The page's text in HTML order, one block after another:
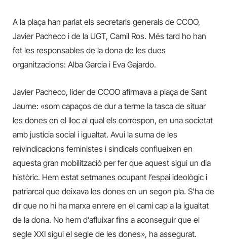
A la plaça han parlat els secretaris generals de CCOO,
Javier Pacheco i de la UGT, Camil Ros. Més tard ho han
fet les responsables de la dona de les dues
organitzacions: Alba Garcia i Eva Gajardo.
Javier Pacheco, líder de CCOO afirmava a plaça de Sant
Jaume: «som capaços de dur a terme la tasca de situar
les dones en el lloc al qual els correspon, en una societat
amb justícia social i igualtat. Avui la suma de les
reivindicacions feministes i sindicals conflueixen en
aquesta gran mobilització per fer que aquest sigui un dia
històric. Hem estat setmanes ocupant l’espai ideològic i
patriarcal que deixava les dones en un segon pla. S’ha de
dir que no hi ha marxa enrere en el camí cap a la igualtat
de la dona. No hem d’afluixar fins a aconseguir que el
segle XXI sigui el segle de les dones», ha assegurat.